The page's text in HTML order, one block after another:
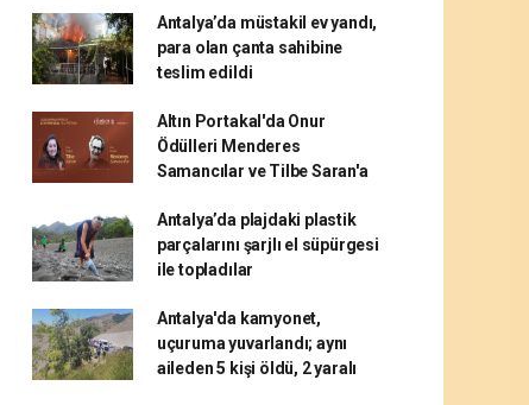
Antalya’da müstakil ev yandı,
para olan çanta sahibine
teslim edildi
Altın Portakal'da Onur
Ödülleri Menderes
Samancılar ve Tilbe Saran'a
Antalya’da plajdaki plastik
parçalarını şarjlı el süpürgesi
ile topladılar
Antalya'da kamyonet,
uçuruma yuvarlandı; aynı
aileden 5 kişi öldü, 2 yaralı